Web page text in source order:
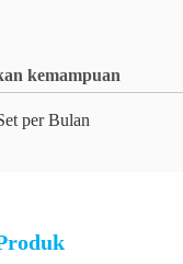
kemampuan
per Bulan